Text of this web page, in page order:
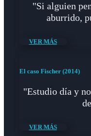
"Si alguien
aburrido,
VER MÁS
El caso Fischer (2014)
"Estudio día y
VER MÁS